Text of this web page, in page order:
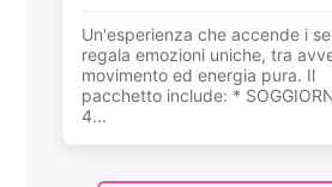
Un'esperienza che accende i
regala emozioni uniche, tra
movimento ed energia pura. Il
pacchetto include: *
4...